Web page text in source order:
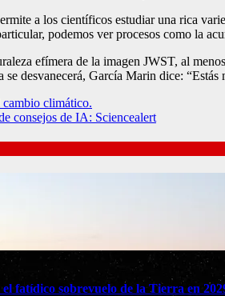
a los científicos estudiar una rica
podemos ver procesos como la
efímera de la imagen JWST, al
desvanecerá, García Marin dice:
cambio climático.
consejos de IA: Sciencealert
fatídico sobrevuelo de la Tierra en